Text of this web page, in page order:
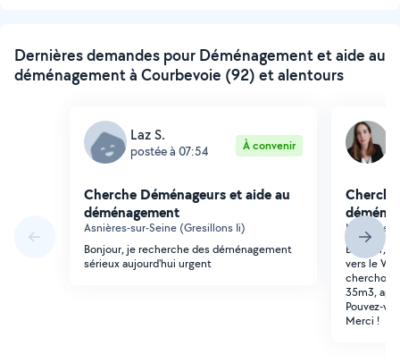
Dernières demandes pour Déménagement et aide au
déménagement à Courbevoie (92) et alentours
Laz S.
postée à 07:54 À convenir
Cherche Déménageurs et aide au
déménagement
Asnières-sur-Seine (Gresillons Ii)
Bonjour, je recherche des déménagement
sérieux aujourd'hui urgent
Nanterre
Bonjour,
vers le
35m3,
Pouvez-
Merci !